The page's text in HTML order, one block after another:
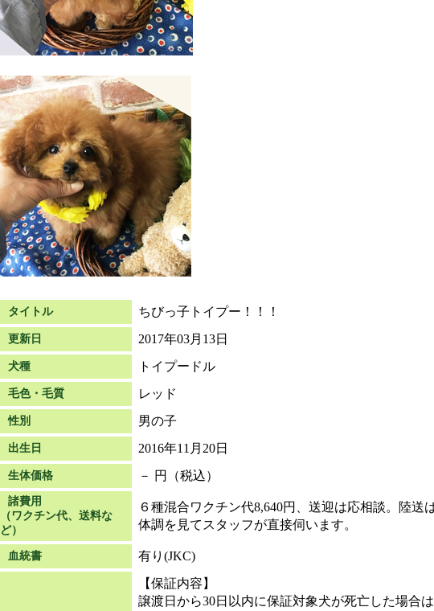
タイトル ちびっ子トイプー！！！
更新日 2017年03月13日
犬種 トイプードル
毛色・毛質 レッド
性別 男の子
出生日 2016年11月20日
生体価格 － 円（税込）
諸費用
（ワクチン代、送料な
ど）
６種混合ワクチン代8,640円、送迎は応相談。陸送
体調を見てスタッフが直接伺います。
血統書 有り(JKC)
【保証内容】
譲渡日から30日以内に保証対象犬が死亡した場合